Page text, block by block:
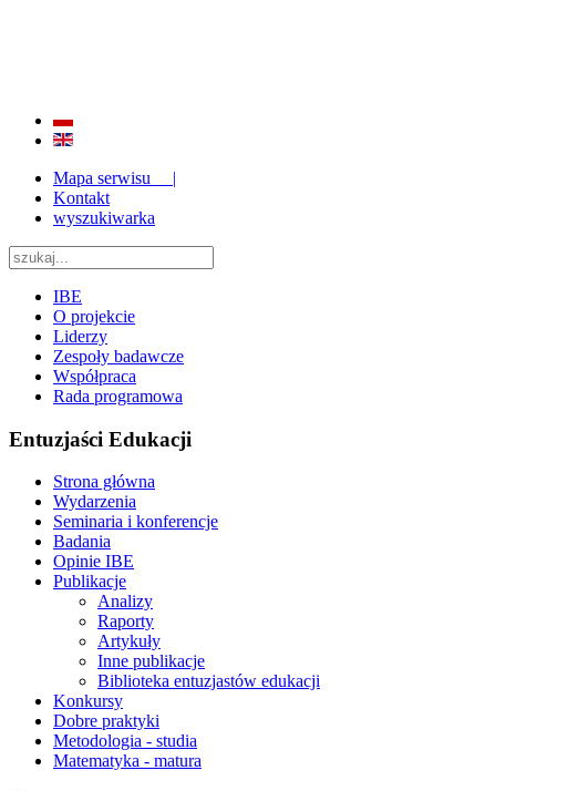
Mapa serwisu |
Kontakt
wyszukiwarka
IBE
O projekcie
Liderzy
Zespoły badawcze
Współpraca
Rada programowa
Entuzjaści Edukacji
Strona główna
Wydarzenia
Seminaria i konferencje
Badania
Opinie IBE
Publikacje
Analizy
Raporty
Artykuły
Inne publikacje
Biblioteka entuzjastów edukacji
Konkursy
Dobre praktyki
Metodologia - studia
Matematyka - matura